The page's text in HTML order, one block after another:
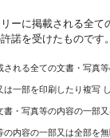
ーに掲載される全
諾を受けたもので
れる全ての文書・写真
一部を印刷したり複写
・写真等の内容の一
内容の一部又は全部を